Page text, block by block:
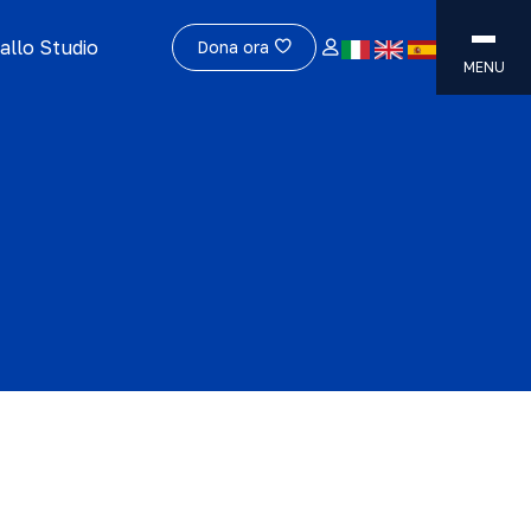
Studio Dona ora
MENU